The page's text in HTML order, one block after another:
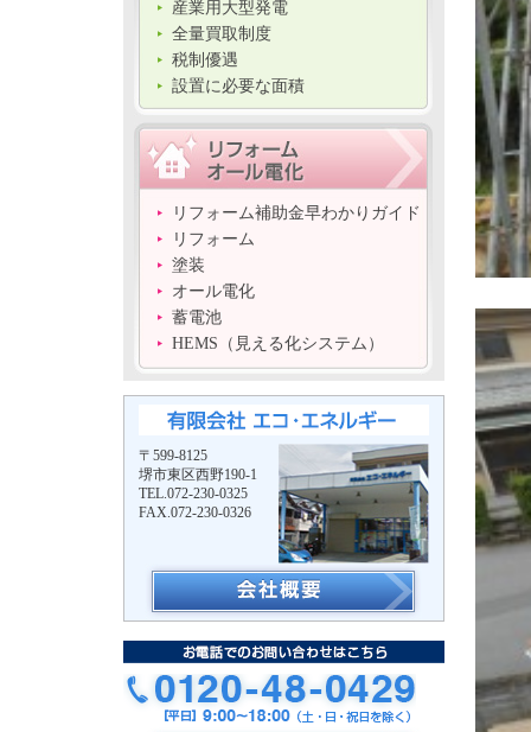
産業用大型発電
全量買取制度
税制優遇
設置に必要な面積
リフォーム補助金早わかりガイド
リフォーム
塗装
オール電化
蓄電池
HEMS（見える化システム）
〒599-8125
堺市東区西野190-1
TEL.072-230-0325
FAX.072-230-0326